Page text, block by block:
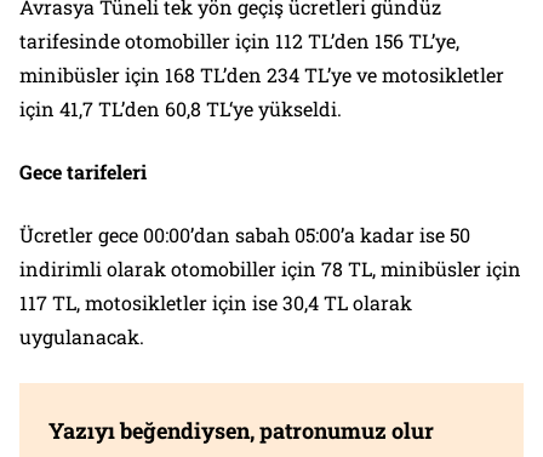
Avrasya Tüneli tek yön geçiş ücretleri gündüz
tarifesinde otomobiller için 112 TL’den 156 TL’ye,
minibüsler için 168 TL’den 234 TL’ye ve motosikletler
için 41,7 TL’den 60,8 TL‘ye yükseldi.
Gece tarifeleri
Ücretler gece 00:00’dan sabah 05:00’a kadar ise 50
indirimli olarak otomobiller için 78 TL, minibüsler için
117 TL, motosikletler için ise 30,4 TL olarak
uygulanacak.
Yazıyı beğendiysen, patronumuz olur